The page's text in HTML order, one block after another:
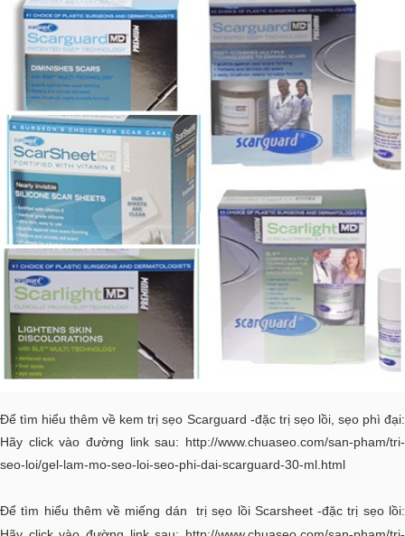
Để tìm hiểu thêm về kem trị sẹo Scarguard -đặc trị sẹo lồi, sẹo phì đại:
Hãy click vào đường link sau: http://www.chuaseo.com/san-pham/tri-
seo-loi/gel-lam-mo-seo-loi-seo-phi-dai-scarguard-30-ml.html
Để tìm hiểu thêm về miếng dán trị sẹo lồi Scarsheet -đặc trị sẹo lồi: